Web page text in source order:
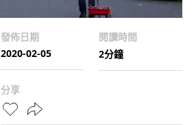
發佈日期
2020-02-05
閱讀時間
2分鐘
分享